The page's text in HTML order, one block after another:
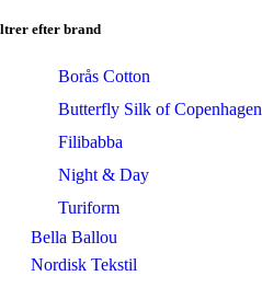
efter brand
Borås Cotton
Butterfly Silk of Copenhagen
Filibabba
Night & Day
Turiform
Bella Ballou
Nordisk Tekstil